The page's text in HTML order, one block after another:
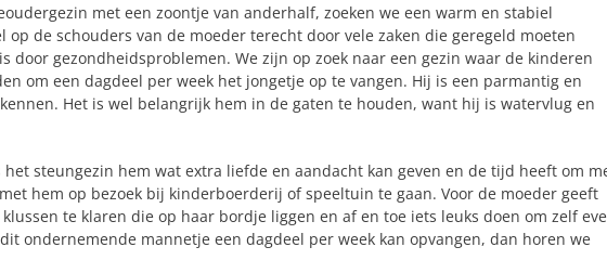
met een zoontje van anderhalf, zoeken we een warm en stabiel
de schouders van de moeder terecht door vele zaken die geregeld moeten
door gezondheidsproblemen. We zijn op zoek naar een gezin waar de kinderen
om een dagdeel per week het jongetje op te vangen. Hij is een parmantig en
Het is wel belangrijk hem in de gaten te houden, want hij is watervlug en
steungezin hem wat extra liefde en aandacht kan geven en de tijd heeft om
hem op bezoek bij kinderboerderij of speeltuin te gaan. Voor de moeder geeft
te klaren die op haar bordje liggen en af en toe iets leuks doen om zelf
ondernemende mannetje een dagdeel per week kan opvangen, dan horen we